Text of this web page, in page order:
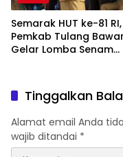
Semarak HUT ke-81 RI,
Pemkab Tulang
Gelar Lomba Senam
Tinggalkan
Alamat email Anda
wajib ditandai *